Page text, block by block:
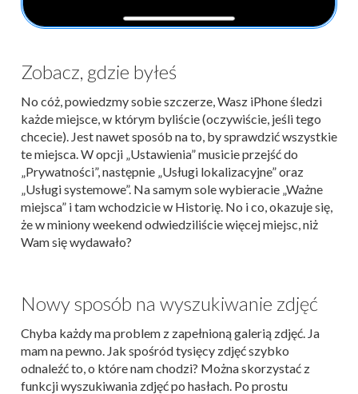
Zobacz, gdzie byłeś
No cóż, powiedzmy sobie szczerze, Wasz iPhone śledzi
każde miejsce, w którym byliście (oczywiście, jeśli tego
chcecie). Jest nawet sposób na to, by sprawdzić wszystkie
te miejsca. W opcji „Ustawienia” musicie przejść do
„Prywatności”, następnie „Usługi lokalizacyjne” oraz
„Usługi systemowe”. Na samym sole wybieracie „Ważne
miejsca” i tam wchodzicie w Historię. No i co, okazuje się,
że w miniony weekend odwiedziliście więcej miejsc, niż
Wam się wydawało?
Nowy sposób na wyszukiwanie zdjęć
Chyba każdy ma problem z zapełnioną galerią zdjęć. Ja
mam na pewno. Jak spośród tysięcy zdjęć szybko
odnaleźć to, o które nam chodzi? Można skorzystać z
funkcji wyszukiwania zdjęć po hasłach. Po prostu